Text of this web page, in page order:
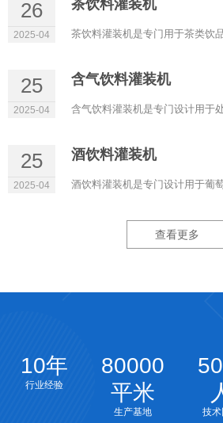
26
2025-04
茶饮料灌装机
25
2025-04
含气饮料灌装机
25
2025-04
酒饮料灌装机
查看更多
10年
行业经验
80000
平米
生产基地 技术